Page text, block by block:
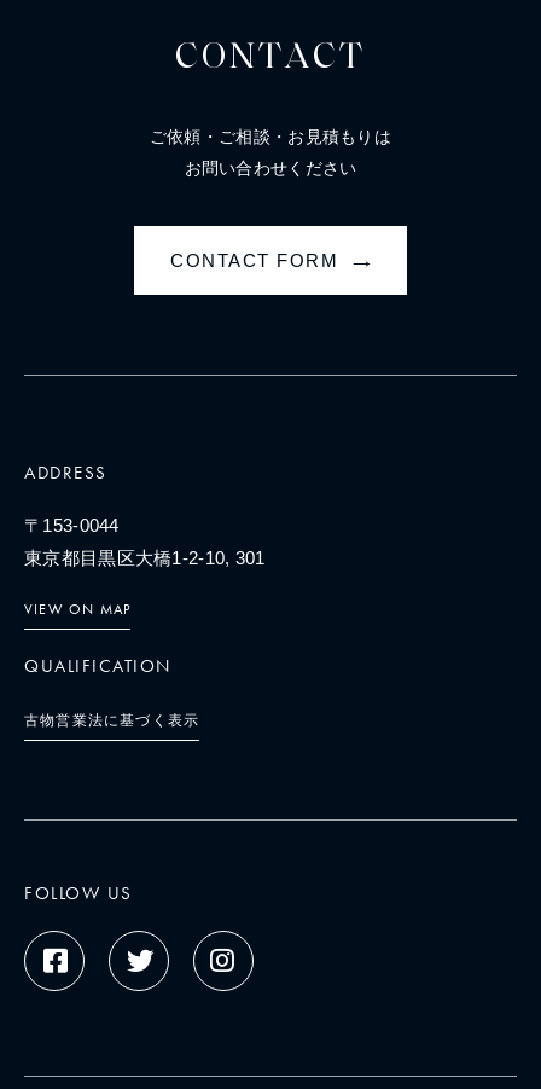
CONTACT
ご依頼・ご相談・お見積もりは
お問い合わせください
CONTACT FORM →
ADDRESS
〒153-0044
東京都目黒区大橋1-2-10, 301
VIEW ON MAP
QUALIFICATION
古物営業法に基づく表示
FOLLOW US